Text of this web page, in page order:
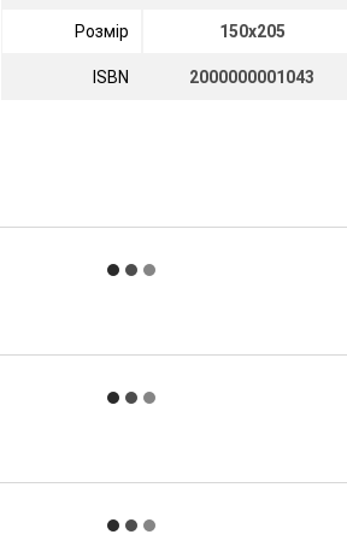
Розмір 150х205
ISBN 2000000001043